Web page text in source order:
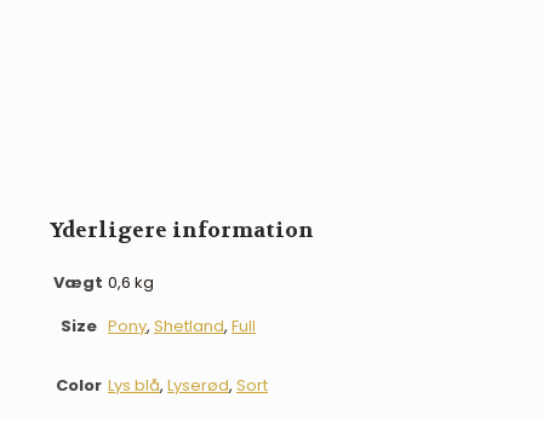
Yderligere information
Vægt 0,6 kg
Size Pony, Shetland, Full
Color Lys blå, Lyserød, Sort